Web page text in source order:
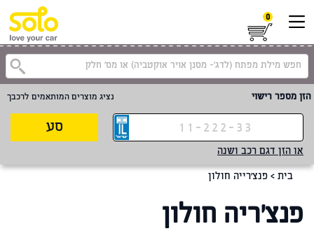
0
הזן מספר רישוי נציג מוצרים המותאמים לרכבך
סע
או הזן דגם רכב ושנה
בית > פנצ'רייה חולון
פנצ'ריה חולון